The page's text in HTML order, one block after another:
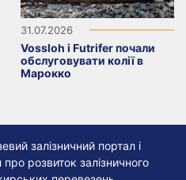
31.07.2026
Vossloh і Futrifer почали
обслуговувати колії в
Марокко
залізничний портал і
розвиток залізничного